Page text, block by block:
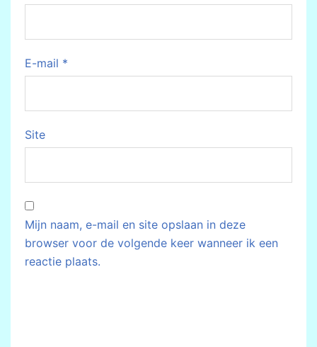
E-mail *
Site
Mijn naam, e-mail en site opslaan in deze
browser voor de volgende keer wanneer ik een
reactie plaats.